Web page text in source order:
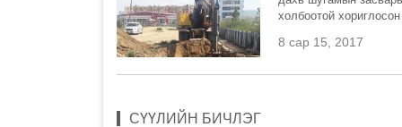
холбоотой
8 сар 15, 2017
СҮҮЛИЙН БИЧЛЭГ